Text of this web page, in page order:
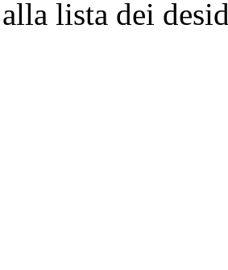
lista dei